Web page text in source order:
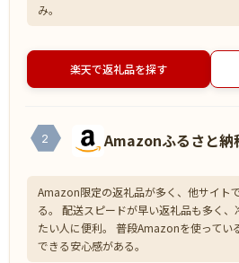
み。
楽天で返礼品を探す
2 Amazonふるさと納
Amazon限定の返礼品が多く、他サイト
る。 配送スピードが早い返礼品も多く
たい人に便利。 普段Amazonを使ってい
できる安心感がある。